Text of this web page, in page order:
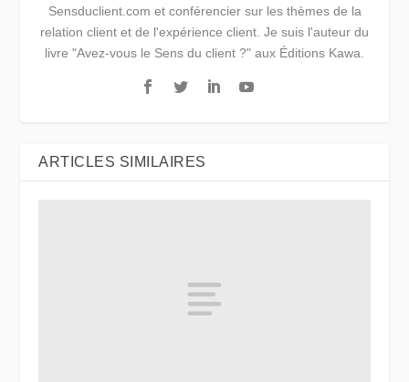
Sensduclient.com et conférencier sur les thèmes de la
relation client et de l'expérience client. Je suis l'auteur du
livre "Avez-vous le Sens du client ?" aux Éditions Kawa.
ARTICLES SIMILAIRES